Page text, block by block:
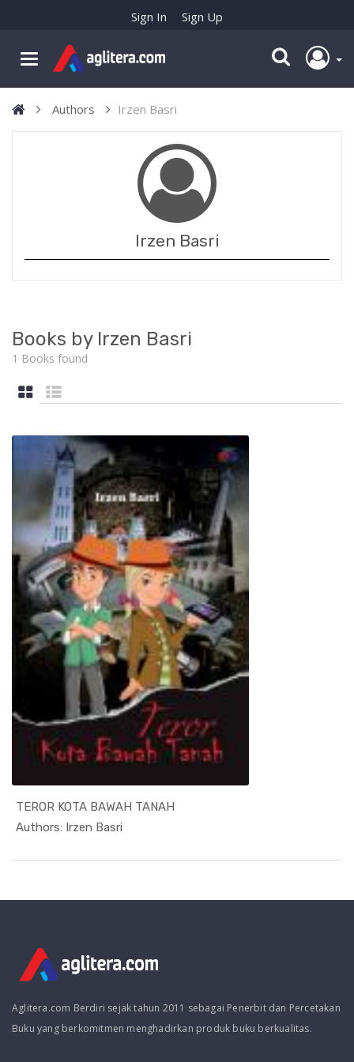
Sign In Sign Up
Authors Irzen Basri
Irzen Basri
Books by Irzen Basri
1 Books found
TEROR KOTA BAWAH TANAH
Authors: Irzen Basri
Aglitera.com Berdiri sejak tahun 2011 sebagai Penerbit dan Percetakan
Buku yang berkomitmen menghadirkan produk buku berkualitas.